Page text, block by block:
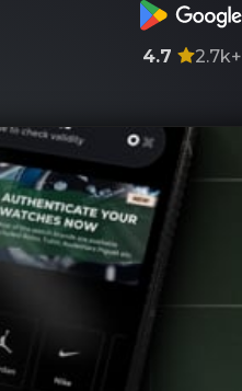
4.7 2.7k+